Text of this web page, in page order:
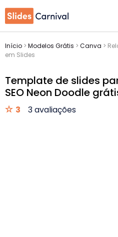
Início > Modelos Grátis > Canva >
em Slides
Template de slides
SEO Neon Doodle
3 3 avaliações